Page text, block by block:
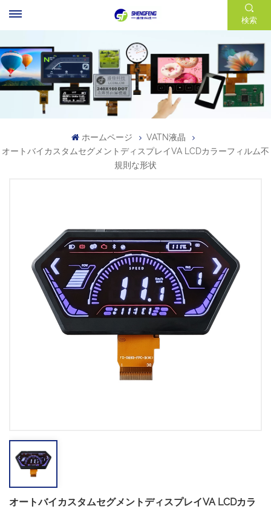
検索
ホームページ
VATN液晶
オートバイカスタムセグメントディスプレイVA LCDカラーフィルム不
規則な形状
オートバイカスタムセグメントディスプレイVA LCDカラ